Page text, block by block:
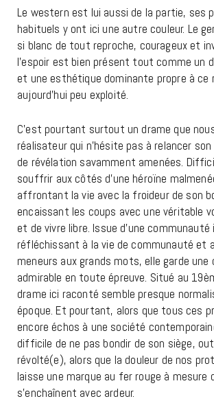
Le western est lui aussi de la partie, ses
habituels y ont ici une autre couleur. Le
si blanc de tout reproche, courageux et
l’espoir est bien présent tout comme un
et une esthétique dominante propre à ce
aujourd’hui peu exploité.
C’est pourtant surtout un drame que
réalisateur qui n’hésite pas à relancer
de révélation savamment amenées.
souffrir aux côtés d’une héroïne
affrontant la vie avec la froideur de son
encaissant les coups avec une véritable
et de vivre libre. Issue d’une communauté
réfléchissant à la vie de communauté et
meneurs aux grands mots, elle garde une
admirable en toute épreuve. Situé au
drame ici raconté semble presque
époque. Et pourtant, alors que tous ces
encore échos à une société
difficile de ne pas bondir de son siège,
révolté(e), alors que la douleur de nos
laisse une marque au fer rouge à mesure
s’enchaînent avec ardeur.